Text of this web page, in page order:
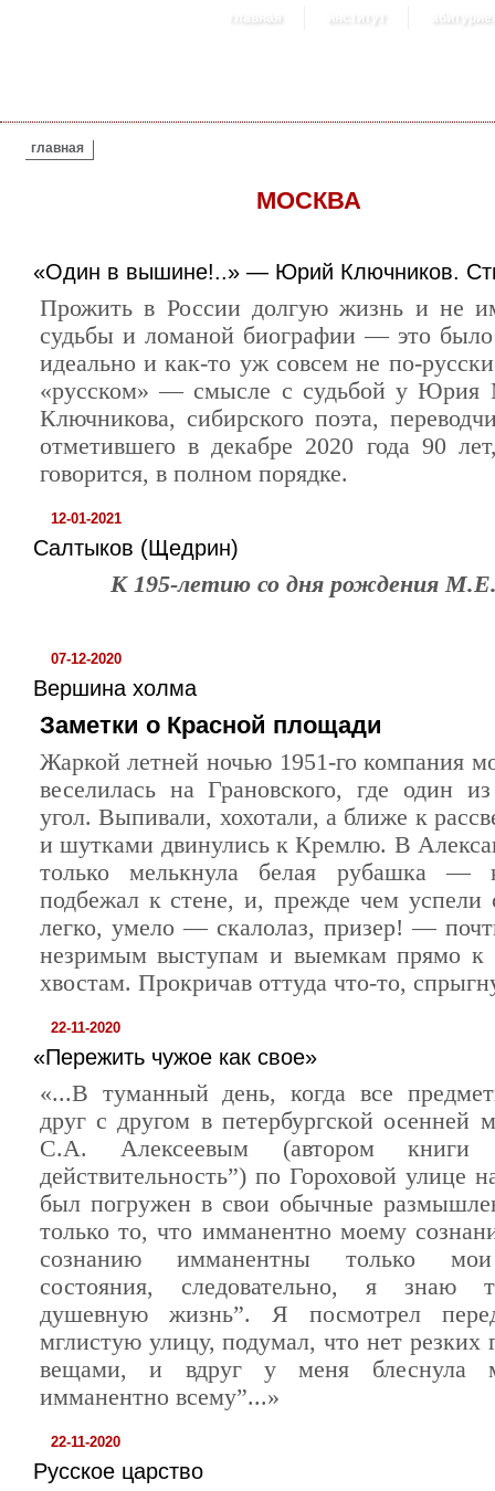
главная институт
ВЫ ЗДЕСЬ
главная
МОСКВА
«Один в вышине!..» — Юрий Ключников.
Прожить в России долгую жизнь и не
судьбы и ломаной биографии — это
идеально и как-то уж совсем не по-
«русском» — смысле с судьбой у Юрия
Ключникова, сибирского поэта,
отметившего в декабре 2020 года 90
говорится, в полном порядке.
12-01-2021
Салтыков (Щедрин)
К 195-летию со дня рождения
07-12-2020
Вершина холма
Заметки о Красной площади
Жаркой летней ночью 1951-го компания
веселилась на Грановского, где один
угол. Выпивали, хохотали, а ближе к
и шутками двинулись к Кремлю. В
только мелькнула белая рубашка —
подбежал к стене, и, прежде чем успели
легко, умело — скалолаз, призер! —
незримым выступам и выемкам прямо к
хвостам. Прокричав оттуда что-то,
22-11-2020
«Пережить чужое как свое»
«...В туманный день, когда все
друг с другом в петербургской осенней
С.А. Алексеевым (автором
действительность”) по Гороховой улице
был погружен в свои обычные
только то, что имманентно моему
сознанию имманентны только
состояния, следовательно, я знаю
душевную жизнь”. Я посмотрел
мглистую улицу, подумал, что нет резких
вещами, и вдруг у меня блеснула
имманентно всему”...»
22-11-2020
Русское царство